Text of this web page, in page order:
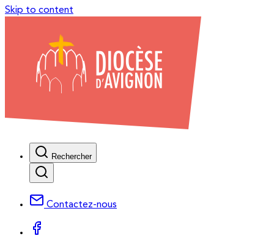
Skip to content
Rechercher
Contactez-nous